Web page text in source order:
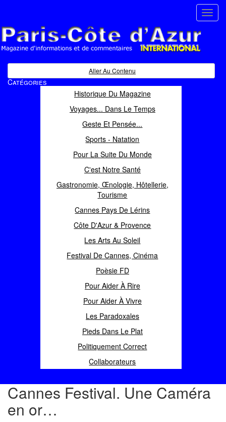
Magazine d'informations et de commentaires
Aller Au Contenu
Catégories
Historique Du Magazine
Voyages... Dans Le Temps
Geste Et Pensée...
Sports - Natation
Pour La Suite Du Monde
C'est Notre Santé
Gastronomie, Œnologie, Hôtellerie,
Tourisme
Cannes Pays De Lérins
Côte D'Azur & Provence
Les Arts Au Soleil
Festival De Cannes, Cinéma
Poèsie FD
Pour Aider À Rire
Pour Aider À Vivre
Les Paradoxales
Pieds Dans Le Plat
Politiquement Correct
Collaborateurs
Cannes Festival. Une Caméra
en or…